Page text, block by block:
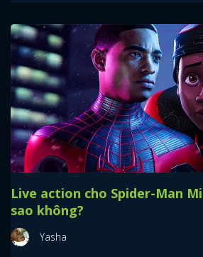
Live action cho Spider-Man
sao không?
Yasha